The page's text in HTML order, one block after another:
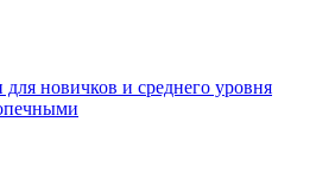
новичков и среднего уровня